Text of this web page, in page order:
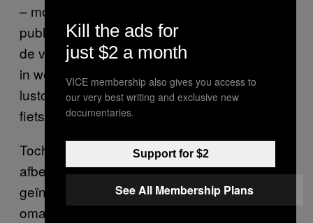
– mobiliteit, maar ook toegang tot het
publieke domein. Dat leidde tot de angst dat
de vrouw macht zou krijgen, wat weer de kop
in werd gedrukt door vrouwen als
lustobjecten weer te geven. Het maakte
fietsers en secretaresses tot hoeren.”
Toch denkt Zubiaurre ook dat de
afbeeldingen veel Spaanse vrouwen hebben
geïnspireerd om zulke rolmodellen juist te
omarmen, zoals de onverschrokken fietser
Kill the ads for
just $2 a month
VICE membership also gives you access to
our very best writing and exclusive new
documentaries.
Support for $2
See All Membership Plans